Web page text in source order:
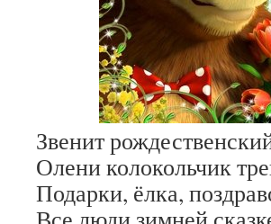
Звенит
Олени колокольчик
Подарки, ёлка,